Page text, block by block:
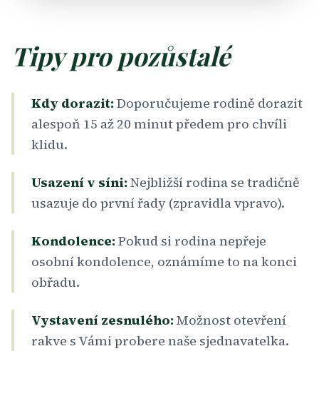
Tipy pro pozůstalé
Kdy dorazit: Doporučujeme rodině dorazit
alespoň 15 až 20 minut předem pro chvíli
klidu.
Usazení v síni: Nejbližší rodina se tradičně
usazuje do první řady (zpravidla vpravo).
Kondolence: Pokud si rodina nepřeje
osobní kondolence, oznámíme to na konci
obřadu.
Vystavení zesnulého: Možnost otevření
rakve s Vámi probere naše sjednavatelka.